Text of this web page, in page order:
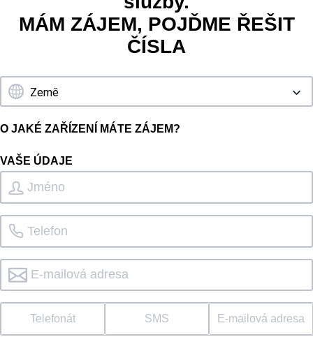
MÁM ZÁJEM, POJĎME ŘEŠIT
ČÍSLA
O JAKÉ ZAŘÍZENÍ MÁTE ZÁJEM?
VAŠE ÚDAJE
Telefonát SMS E-mailová adresa